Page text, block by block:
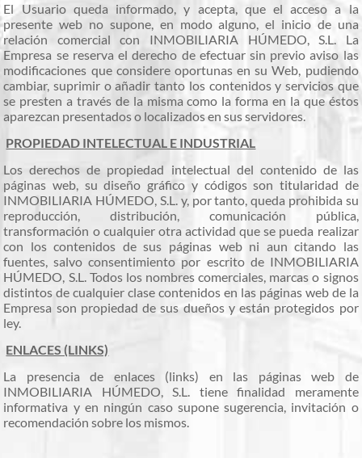
El Usuario queda informado, y acepta, que el acceso a la
presente web no supone, en modo alguno, el inicio de una
relación comercial con INMOBILIARIA HÚMEDO, S.L. La
Empresa se reserva el derecho de efectuar sin previo aviso las
modificaciones que considere oportunas en su Web, pudiendo
cambiar, suprimir o añadir tanto los contenidos y servicios que
se presten a través de la misma como la forma en la que éstos
aparezcan presentados o localizados en sus servidores.
PROPIEDAD INTELECTUAL E INDUSTRIAL
Los derechos de propiedad intelectual del contenido de las
páginas web, su diseño gráfico y códigos son titularidad de
INMOBILIARIA HÚMEDO, S.L. y, por tanto, queda prohibida su
reproducción, distribución, comunicación pública,
transformación o cualquier otra actividad que se pueda realizar
con los contenidos de sus páginas web ni aun citando las
fuentes, salvo consentimiento por escrito de INMOBILIARIA
HÚMEDO, S.L. Todos los nombres comerciales, marcas o signos
distintos de cualquier clase contenidos en las páginas web de la
Empresa son propiedad de sus dueños y están protegidos por
ley.
ENLACES (LINKS)
La presencia de enlaces (links) en las páginas web de
INMOBILIARIA HÚMEDO, S.L. tiene finalidad meramente
informativa y en ningún caso supone sugerencia, invitación o
recomendación sobre los mismos.